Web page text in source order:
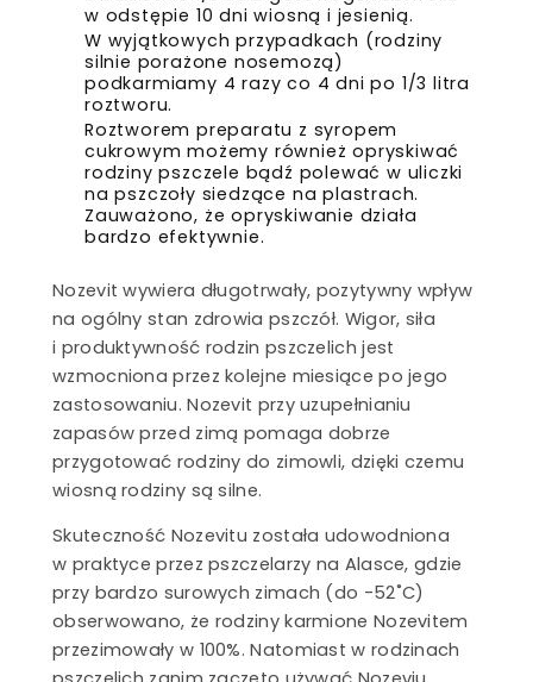
w odstępie 10 dni wiosną i jesienią.
W wyjątkowych przypadkach (rodziny
silnie porażone nosemozą)
podkarmiamy 4 razy co 4 dni po 1/3 litra
roztworu.
Roztworem preparatu z syropem
cukrowym możemy również opryskiwać
rodziny pszczele bądź polewać w uliczki
na pszczoły siedzące na plastrach.
Zauważono, że opryskiwanie działa
bardzo efektywnie.
Nozevit wywiera długotrwały, pozytywny wpływ
na ogólny stan zdrowia pszczół. Wigor, siła
i produktywność rodzin pszczelich jest
wzmocniona przez kolejne miesiące po jego
zastosowaniu. Nozevit przy uzupełnianiu
zapasów przed zimą pomaga dobrze
przygotować rodziny do zimowli, dzięki czemu
wiosną rodziny są silne.
Skuteczność Nozevitu została udowodniona
w praktyce przez pszczelarzy na Alasce, gdzie
przy bardzo surowych zimach (do -52˚C)
obserwowano, że rodziny karmione Nozevitem
przezimowały w 100%. Natomiast w rodzinach
pszczelich zanim zaczęto używać Nozeviu